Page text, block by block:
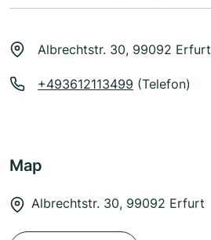
Albrechtstr. 30, 99092 Erfurt
+493612113499 (Telefon)
Map
Albrechtstr. 30, 99092 Erfurt